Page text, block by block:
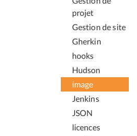
projet
Gestion de site
Gherkin
hooks
Hudson
image
Jenkins
JSON
licences